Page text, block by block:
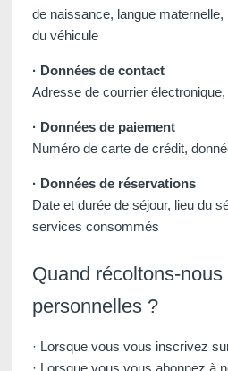
de naissance, langue maternelle,
du véhicule
· Données de contact
Adresse de courrier
· Données de paiement
Numéro de carte de crédit,
· Données de réservations
Date et durée de séjour, lieu du
services consommés
Quand récoltons-
personnelles ?
· Lorsque vous vous inscrivez
· Lorsque vous vous abonnez à